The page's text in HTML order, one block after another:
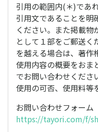
引用の範囲内(＊)であ
引用文であることを明
ください。また掲載
として１部をご郵送
を越える場合は、著作
使用内容の概要をおま
でお問い合わせくださ
使用の可否、使用料等
お問い合わせフォーム
https://tayori.com/f/